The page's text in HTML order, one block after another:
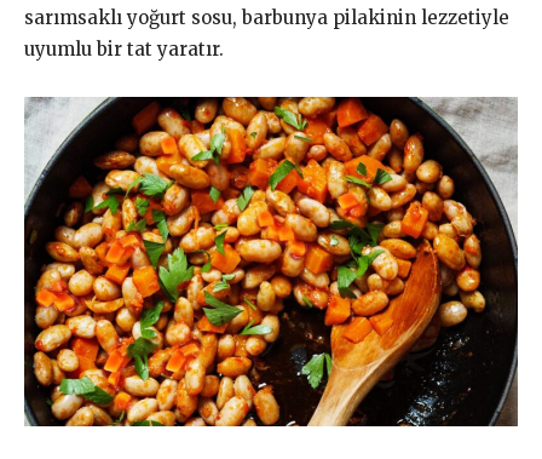
sarımsaklı yoğurt sosu, barbunya pilakinin lezzetiyle
uyumlu bir tat yaratır.